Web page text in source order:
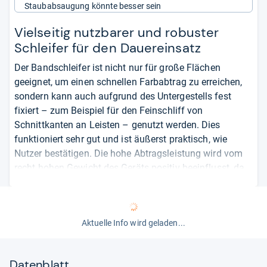
Staubabsaugung könnte besser sein
Vielseitig nutzbarer und robuster
Schleifer für den Dauereinsatz
Der Bandschleifer ist nicht nur für große Flächen
geeignet, um einen schnellen Farbabtrag zu erreichen,
sondern kann auch aufgrund des Untergestells fest
fixiert – zum Beispiel für den Feinschliff von
Schnittkanten an Leisten – genutzt werden. Dies
funktioniert sehr gut und ist äußerst praktisch, wie
Nutzer bestätigen. Die hohe Abtragsleistung wird vom
recht hohen Gewicht des Geräts positiv beeinflusst, da
den Schleifer in der Spur zu halten. Das Gerät ist für den
professionellen Einsatz konzipiert, was man ihm auch
Aktuelle Info wird geladen...